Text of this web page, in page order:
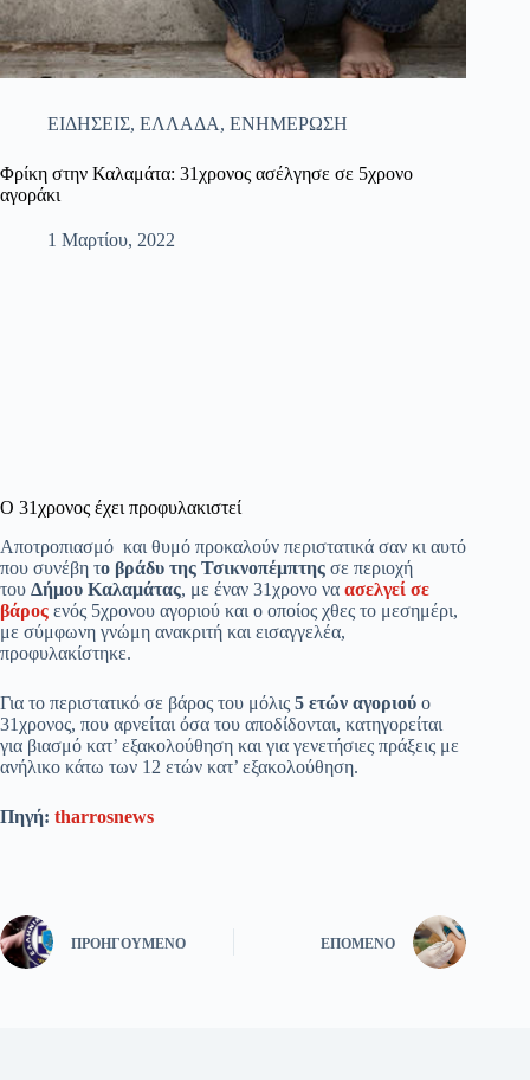
ΕΙΔΗΣΕΙΣ, ΕΛΛΑΔΑ, ΕΝΗΜΕΡΩΣΗ
Φρίκη στην Καλαμάτα: 31χρονος ασέλγησε σε 5χρονο
αγοράκι
1 Μαρτίου, 2022
Ο 31χρονος έχει προφυλακιστεί
Αποτροπιασμό και θυμό προκαλούν περιστατικά σαν κι αυτό
που συνέβη το βράδυ της Τσικνοπέμπτης σε περιοχή
του Δήμου Καλαμάτας, με έναν 31χρονο να ασελγεί σε
βάρος ενός 5χρονου αγοριού και ο οποίος χθες το μεσημέρι,
με σύμφωνη γνώμη ανακριτή και εισαγγελέα,
προφυλακίστηκε.
Για το περιστατικό σε βάρος του μόλις 5 ετών αγοριού ο
31χρονος, που αρνείται όσα του αποδίδονται, κατηγορείται
για βιασμό κατ’ εξακολούθηση και για γενετήσιες πράξεις με
ανήλικο κάτω των 12 ετών κατ’ εξακολούθηση.
Πηγή: tharrosnews
ΠΡΟΗΓΟΎΜΕΝΟ ΕΠΌΜΕΝΟ